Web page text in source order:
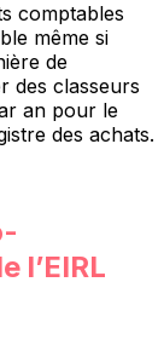
comptables
même si
de
des classeurs
an pour le
des achats.
l’EIRL